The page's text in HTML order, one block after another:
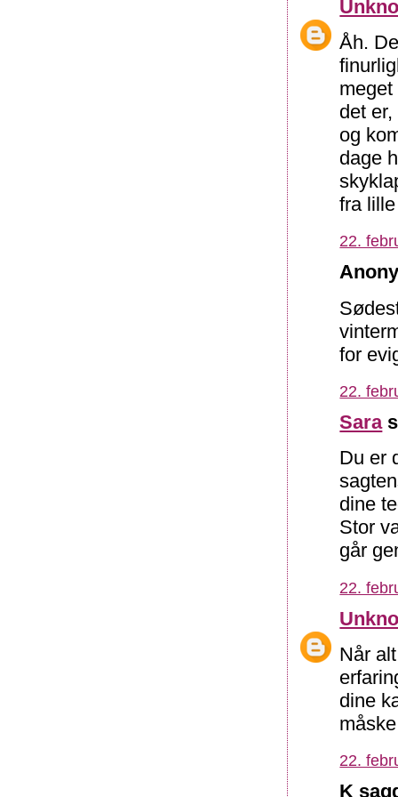
Åh.
det
og
dage
fra
22.
for
22.
Sara
Du er
dine
Stor
går
22.
Når
dine
22.
K